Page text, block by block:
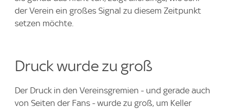
der Verein ein großes Signal zu diesem Zeitpunkt
setzen möchte.
Druck wurde zu groß
Der Druck in den Vereinsgremien - und gerade auch
von Seiten der Fans - wurde zu groß, um Keller